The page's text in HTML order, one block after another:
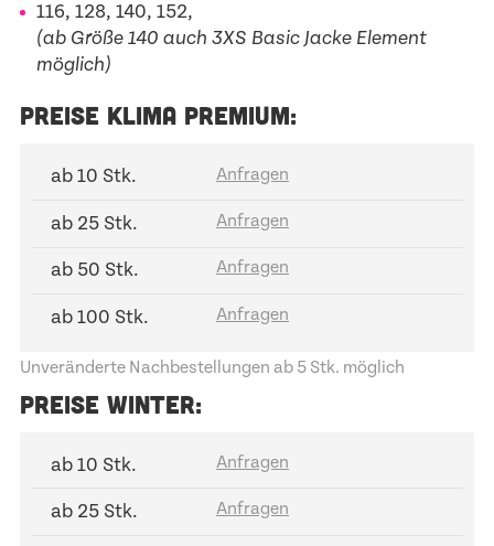
116, 128, 140, 152,
(ab Größe 140 auch 3XS Basic Jacke Element
möglich)
PREISE KLIMA PREMIUM:
ab 10 Stk.
ab 25 Stk.
ab 50 Stk.
ab 100 Stk.
Unveränderte Nachbestellungen ab 5 Stk. möglich
PREISE WINTER:
ab 10 Stk.
ab 25 Stk.